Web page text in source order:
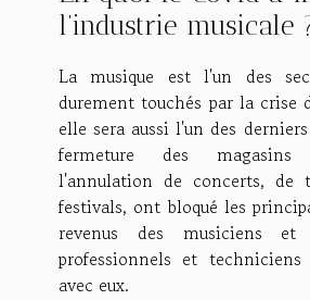
l’industrie musicale
La musique est l'un des
durement touchés par la crise
elle sera aussi l'un des
fermeture des
l'annulation de concerts, de
festivals, ont bloqué les
revenus des musiciens
professionnels et
avec eux.